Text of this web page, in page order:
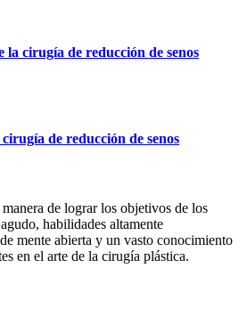
la cirugía de reducción de senos
de reducción de senos
de lograr los objetivos de los
habilidades altamente
mente abierta y un vasto conocimiento
en el arte de la cirugía plástica.